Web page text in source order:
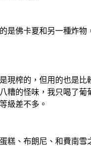
是佛卡夏和另一種炸物
現榨的，但用的也是比
糟的怪味，我只喝了葡
級差不多。
糕、布朗尼、和費南雪